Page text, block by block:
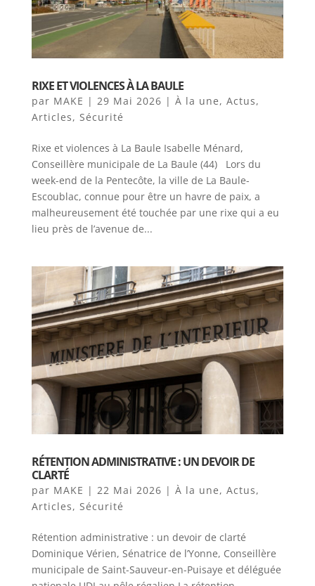
RIXE ET VIOLENCES À LA BAULE
par MAKE | 29 Mai 2026 | À la une, Actus,
Articles, Sécurité
Rixe et violences à La Baule Isabelle Ménard,
Conseillère municipale de La Baule (44) Lors du
week-end de la Pentecôte, la ville de La Baule-
Escoublac, connue pour être un havre de paix, a
malheureusement été touchée par une rixe qui a eu
lieu près de l’avenue de...
RÉTENTION ADMINISTRATIVE : UN DEVOIR DE
CLARTÉ
par MAKE | 22 Mai 2026 | À la une, Actus,
Articles, Sécurité
Rétention administrative : un devoir de clarté
Dominique Vérien, Sénatrice de l’Yonne, Conseillère
municipale de Saint-Sauveur-en-Puisaye et déléguée